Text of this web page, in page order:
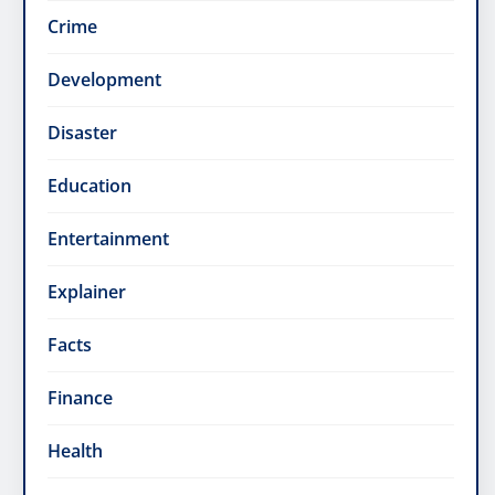
Crime
Development
Disaster
Education
Entertainment
Explainer
Facts
Finance
Health